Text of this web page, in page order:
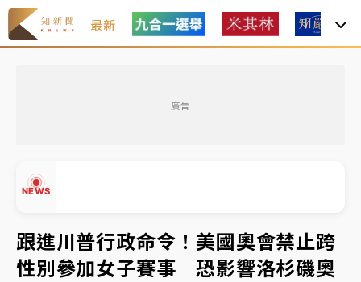
最新
廣告
NEWS
有片｜
中颱白海豚風雨來了！中部以北防豪雨 今晚、明天影
響最劇烈
跟進川普行政命令！美國奧會禁止跨
性別參加女子賽事 恐影響洛杉磯奧